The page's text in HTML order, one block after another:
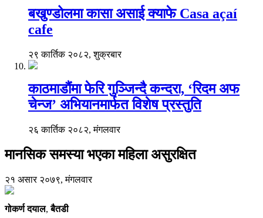
बखुण्डोलमा कासा असाई क्याफे Casa açaí
cafe
२९ कार्तिक २०८२, शुक्रबार
काठमाडौंमा फेरि गुञ्जिन्दै कन्दरा, ‘रिदम अफ
चेन्ज’ अभियानमार्फत विशेष प्रस्तुति
२६ कार्तिक २०८२, मंगलवार
मानसिक समस्या भएका महिला असुरक्षित
२१ असार २०७९, मंगलवार
गोकर्ण दयाल,बैतडी